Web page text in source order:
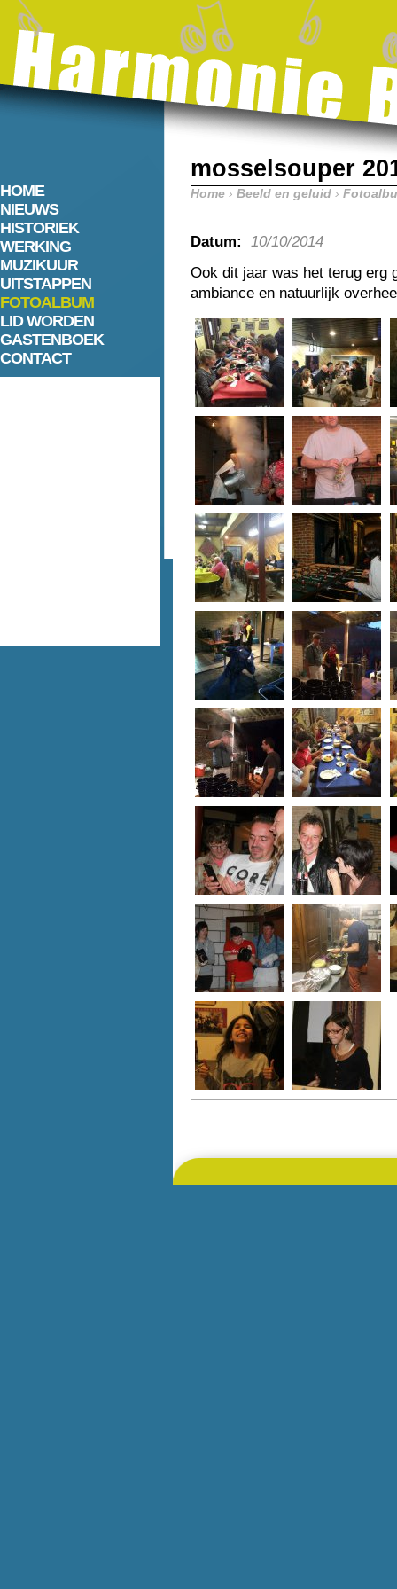
HOME
NIEUWS
HISTORIEK
WERKING
MUZIKUUR
UITSTAPPEN
FOTOALBUM
LID WORDEN
GASTENBOEK
CONTACT
mosselsouper
Home › Beeld en geluid ›
Datum:
10/10/2014
Ook dit jaar was het terug erg
ambiance en natuurlijk